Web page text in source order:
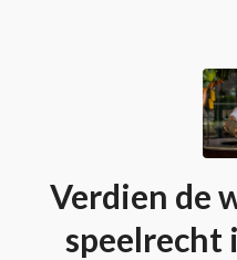
Verdien de
speelrecht